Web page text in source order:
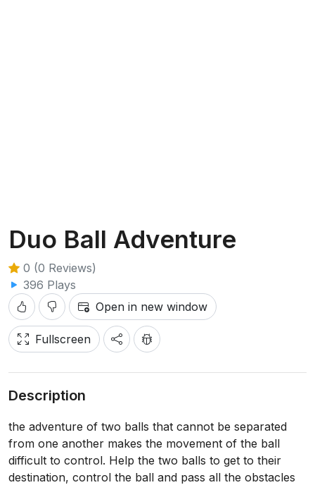
Duo Ball Adventure
0 (0 Reviews)
396 Plays
Open in new window
Fullscreen
Description
the adventure of two balls that cannot be separated
from one another makes the movement of the ball
difficult to control. Help the two balls to get to their
destination, control the ball and pass all the obstacles